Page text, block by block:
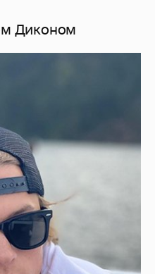
Диконом